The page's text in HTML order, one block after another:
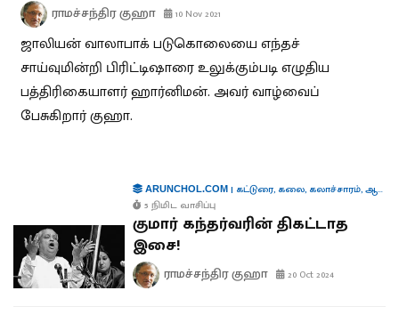
ராமச்சந்திர குஹா 10 Nov 2021
ஜாலியன் வாலாபாக் படுகொலையை எந்தச்
சாய்வுமின்றி பிரிட்டிஷாரை உலுக்கும்படி எழுதிய
பத்திரிகையாளர் ஹார்னிமன். அவர் வாழ்வைப்
பேசுகிறார் குஹா.
ARUNCHOL.COM| கட்டுரை, கலை, கலாச்சாரம்,ஆளுமைகள்
5 நிமிட வாசிப்பு
குமார் கந்தர்வரின் திகட்டாத
இசை!
ராமச்சந்திர குஹா 20 Oct 2024